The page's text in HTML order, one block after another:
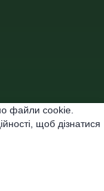
файли cookie.
щоб дізнатися